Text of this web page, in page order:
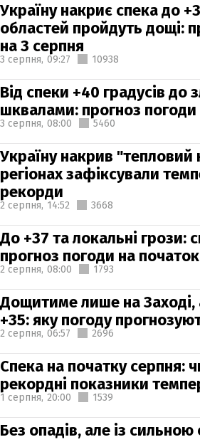
Україну накриє спека до
областей пройдуть дощі:
на 3 серпня
3 серпня, 09:27 10938
Від спеки +40 градусів до
шквалами: прогноз
3 серпня, 08:00 5460
Україну накрив "тепловий
регіонах зафіксували
рекорди
2 серпня, 14:52 3668
До +37 та локальні грози:
прогноз погоди на
2 серпня, 08:00 1793
Дощитиме лише на Заході,
+35: яку погоду
2 серпня, 06:57 2696
Спека на початку серпня:
рекордні показники
1 серпня, 20:00 1539
Без опадів, але із